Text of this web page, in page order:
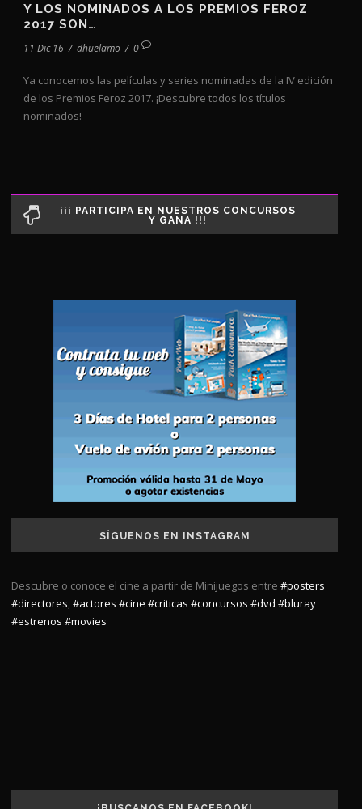
Y LOS NOMINADOS A LOS PREMIOS FEROZ
2017 SON…
11 Dic 16 / dhuelamo / 0
Ya conocemos las películas y series nominadas de la IV edición
de los Premios Feroz 2017. ¡Descubre todos los títulos
nominados!
¡¡¡ PARTICIPA EN NUESTROS CONCURSOS
Y GANA !!!
SÍGUENOS EN INSTAGRAM
Descubre o conoce el cine a partir de Minijuegos entre #posters
#directores,#actores #cine #criticas #concursos #dvd #bluray
#estrenos #movies